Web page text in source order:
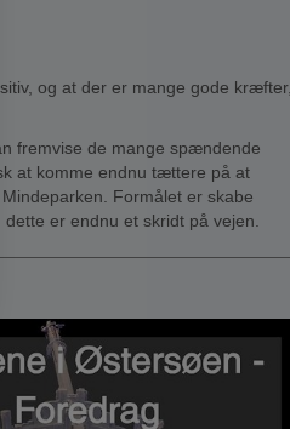
og at der er mange gode kræfter,
fremvise de mange spændende
at komme endnu tættere på at
Formålet er skabe
er endnu et skridt på vejen.